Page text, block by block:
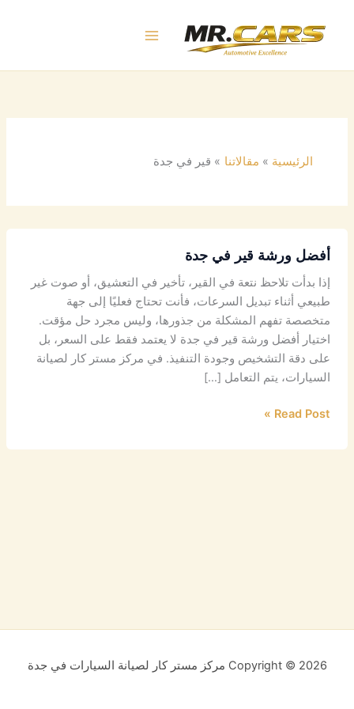
المحتوى
الرئيسية مقالاتنا قير في جدة
أفضل ورشة قير في جدة
إذا بدأت تلاحظ نتعة في القير، تأخير في التعشيق، أو صوت غير
طبيعي أثناء تبديل السرعات، فأنت تحتاج فعليًا إلى جهة
متخصصة تفهم المشكلة من جذورها، وليس مجرد حل مؤقت.
اختيار أفضل ورشة قير في جدة لا يعتمد فقط على السعر، بل
على دقة التشخيص وجودة التنفيذ. في مركز مستر كار لصيانة
السيارات، يتم التعامل […]
Read Post »
Copyright © 2026 مركز مستر كار لصيانة السيارات في جدة